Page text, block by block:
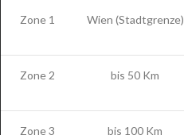
Zone 1 Wien (Stadtgrenze)
Zone 2 bis 50 Km
Zone 3 bis 100 Km